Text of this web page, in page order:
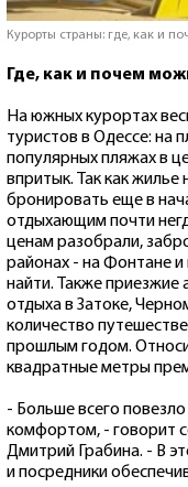
Курорты страны: где, как и
Где, как и почем
На южных курортах
туристов в Одессе: на
популярных пляжах в
впритык. Так как
бронировать еще в
отдыхающим почти
ценам разобрали,
районах - на Фонтане
найти. Также приезжие
отдыха в Затоке,
количество
прошлым годом.
квадратные метры
- Больше всего
комфортом, - говорит
Дмитрий Грабина. - В
и посредники